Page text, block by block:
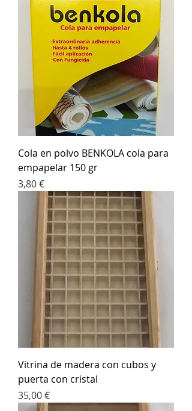
Cola en polvo BENKOLA cola para
empapelar 150 gr
Precio
3,80 €
Vitrina de madera con cubos y
puerta con cristal
Precio
35,00 €